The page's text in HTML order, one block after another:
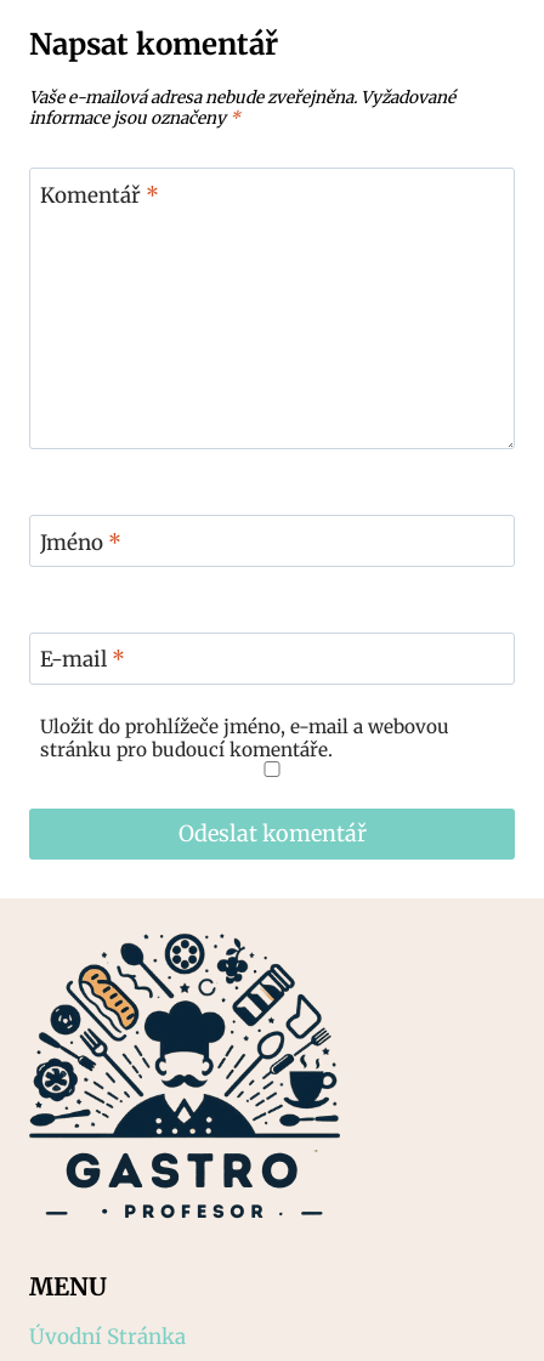
Napsat komentář
Vaše e-mailová adresa nebude zveřejněna. Vyžadované
informace jsou označeny*
Komentář *
Jméno *
E-mail *
Uložit do prohlížeče jméno, e-mail a webovou
stránku pro budoucí komentáře.
MENU
Úvodní Stránka